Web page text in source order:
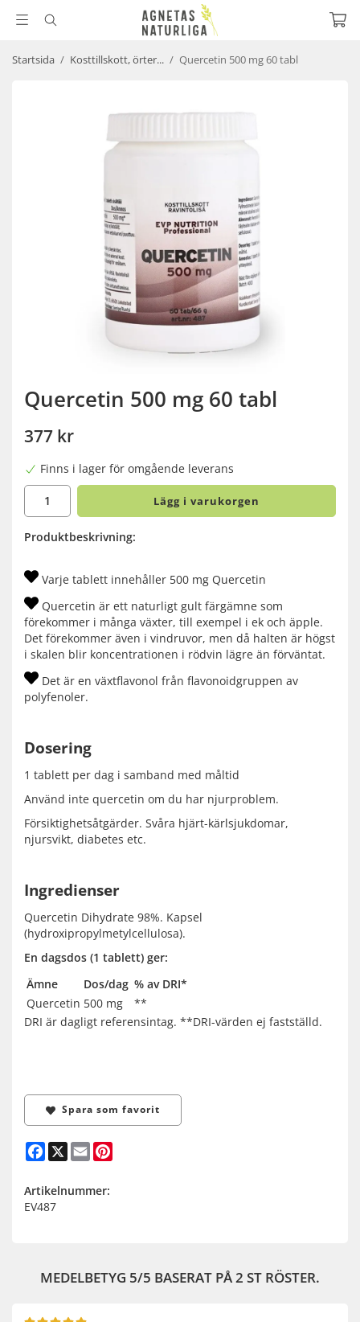
Startsida / Kosttillskott, örter... / Quercetin 500 mg 60 tabl
Quercetin 500 mg 60 tabl
377 kr
Finns i lager för omgående leverans
Lägg i varukorgen
Produktbeskrivning:
Varje tablett innehåller 500 mg Quercetin
Quercetin är ett naturligt gult färgämne som
förekommer i många växter, till exempel i ek och äpple.
Det förekommer även i vindruvor, men då halten är högst
i skalen blir koncentrationen i rödvin lägre än förväntat.
Det är en växtflavonol från flavonoidgruppen av
polyfenoler.
Dosering
1 tablett per dag i samband med måltid
Använd inte quercetin om du har njurproblem.
Försiktighetsåtgärder. Svåra hjärt-kärlsjukdomar,
njursvikt, diabetes etc.
Ingredienser
Quercetin Dihydrate 98%. Kapsel
(hydroxipropylmetylcellulosa).
En dagsdos (1 tablett) ger:
Ämne
Dos/dag % av DRI*
Quercetin 500 mg
**
DRI är dagligt referensintag. **DRI-värden ej fastställd.
Spara som favorit
Facebook
X Email
Artikelnummer:
EV487
MEDELBETYG 5/5 BASERAT PÅ2 ST RÖSTER.